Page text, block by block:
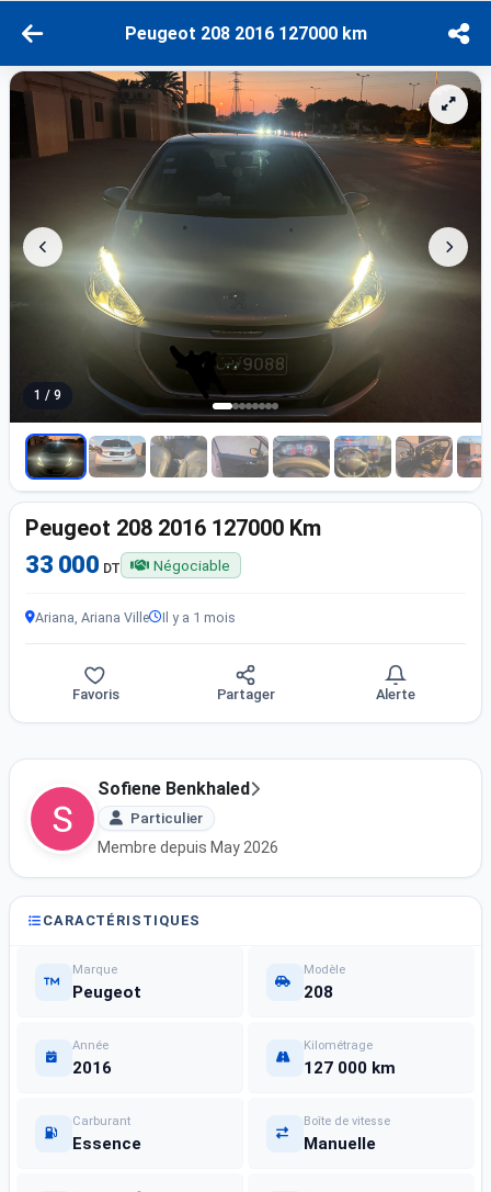
Peugeot 208 2016 127000 km
1 / 9
Peugeot 208 2016 127000 Km
33 000 DT Négociable
Ariana, Ariana Ville Il y a 1 mois
Favoris Partager Alerte
Sofiene Benkhaled
Particulier
Membre depuis May 2026
CARACTÉRISTIQUES
Marque
Peugeot
Modèle
208
Année
2016
Kilométrage
127 000 km
Carburant
Essence
Boîte de vitesse
Manuelle